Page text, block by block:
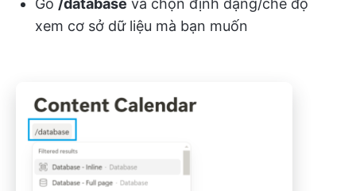
Gõ /database và chọn định dạng/chế độ
xem cơ sở dữ liệu mà bạn muốn